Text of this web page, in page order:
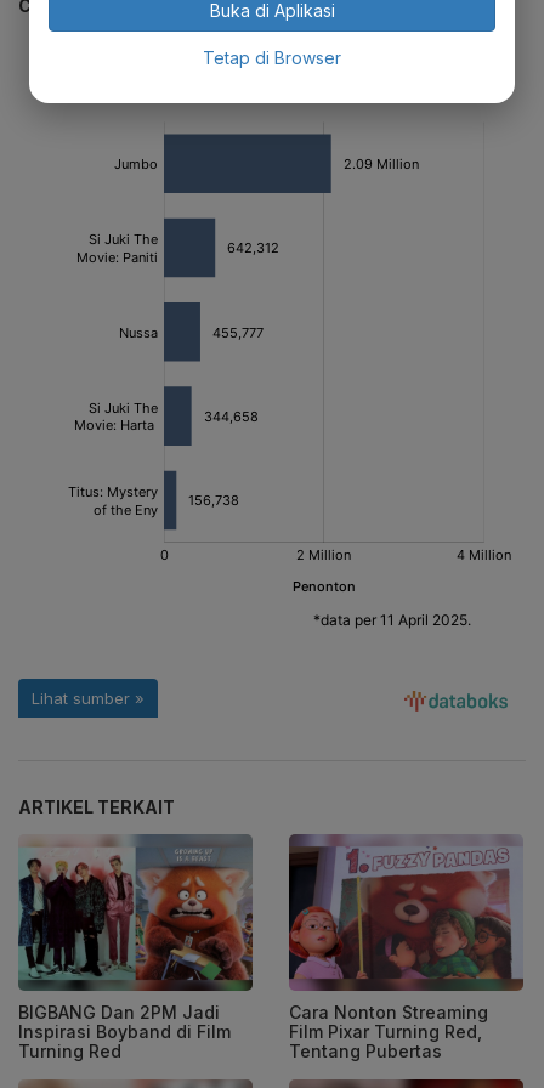
CEK JUGA DATA INI
ARTIKEL TERKAIT
BIGBANG Dan 2PM Jadi
Inspirasi Boyband di Film
Turning Red
Cara Nonton Streaming
Film Pixar Turning Red,
Tentang Pubertas
Buka di Aplikasi
Tetap di Browser